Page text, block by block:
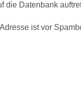
die Datenbank
ist vor